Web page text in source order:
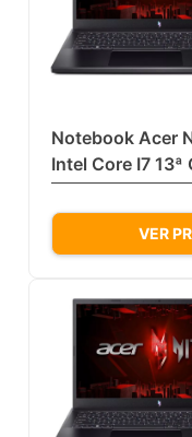
Notebook Acer
Intel Core I7 13ª
VER